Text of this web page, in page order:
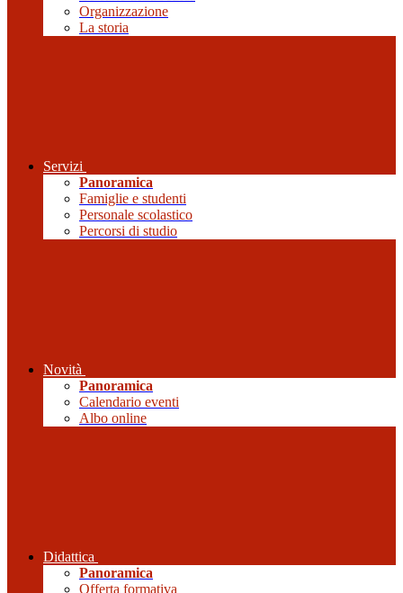
Organizzazione
La storia
Servizi
Panoramica
Famiglie e studenti
Personale scolastico
Percorsi di studio
Novità
Panoramica
Calendario eventi
Albo online
Didattica
Panoramica
Offerta formativa